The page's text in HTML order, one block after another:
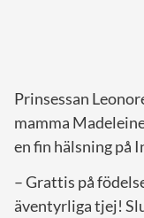
Prinsessan
mamma
en fin hälsning på
– Grattis på
äventyrliga tjej!